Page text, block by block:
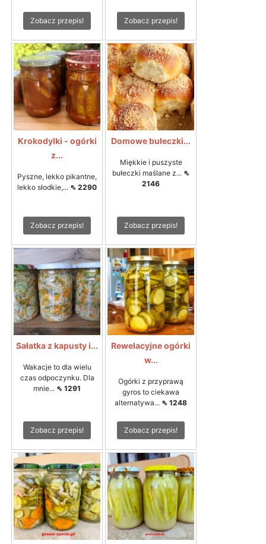
Zobacz przepis! Zobacz przepis!
Krokodylki - ogórki
z...
Pyszne, lekko pikantne,
lekko słodkie,... ⇖ 2290
Zobacz przepis!
Domowe bułeczki...
Miękkie i puszyste
bułeczki maślane z... ⇖
2146
Zobacz przepis!
Sałatka z kapusty i...
Wakacje to dla wielu
czas odpoczynku. Dla
mnie... ⇖ 1291
Zobacz przepis!
Rewelacyjne ogórki
w...
Ogórki z przyprawą
gyros to ciekawa
alternatywa... ⇖ 1248
Zobacz przepis!